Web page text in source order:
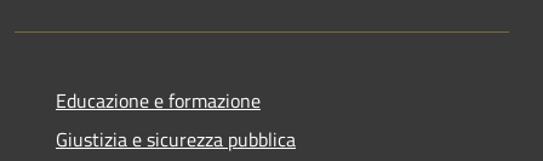
Educazione e formazione
Giustizia e sicurezza pubblica